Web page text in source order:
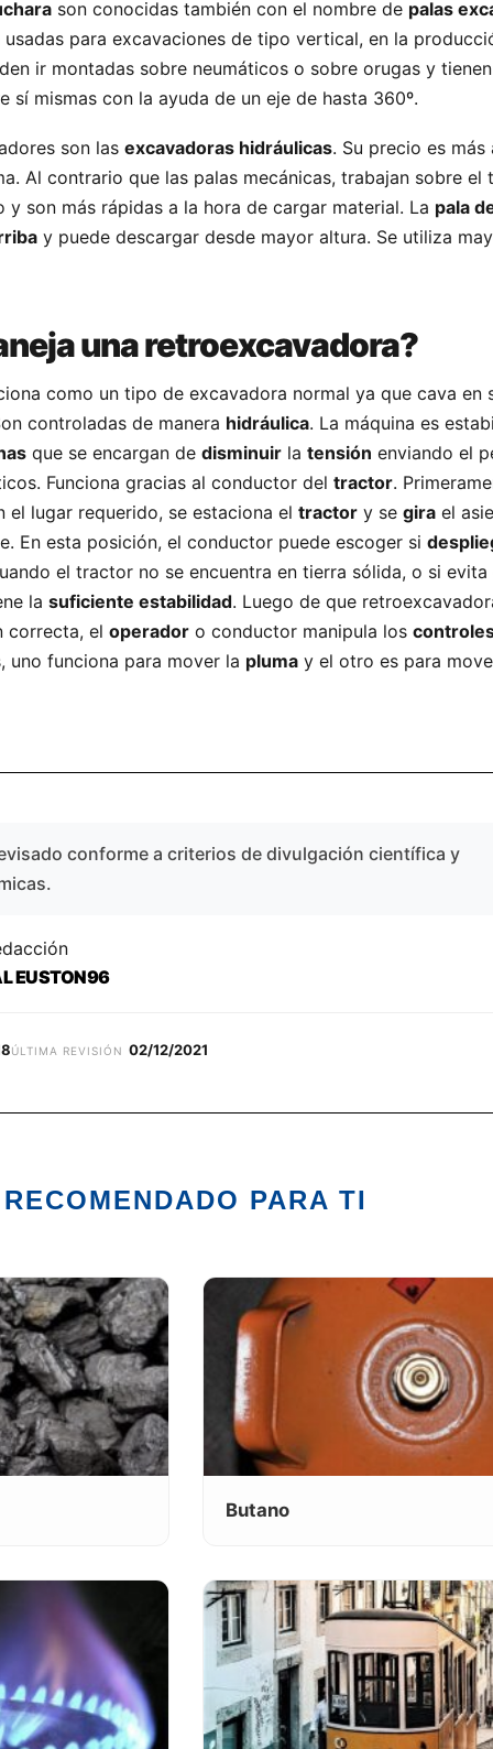
son conocidas también con el nombre de palas
usadas para excavaciones de tipo vertical, en la
ir montadas sobre neumáticos o sobre orugas y
sí mismas con la ayuda de un eje de hasta 360º.
son las excavadoras hidráulicas. Su precio es más
Al contrario que las palas mecánicas, trabajan sobre el
y son más rápidas a la hora de cargar material. La pala
y puede descargar desde mayor altura. Se utiliza
una retroexcavadora?
como un tipo de excavadora normal ya que cava en
controladas de manera hidráulica. La máquina es
que se encargan de disminuir la tensión enviando el
Funciona gracias al conductor del tractor.
el lugar requerido, se estaciona el tractor y se gira el
En esta posición, el conductor puede escoger si
el tractor no se encuentra en tierra sólida, o si evita
la suficiente estabilidad. Luego de que
correcta, el operador o conductor manipula los
uno funciona para mover la pluma y el otro es para
conforme a criterios de divulgación científica y
EUSTON96
ÚLTIMA REVISIÓN 02/12/2021
RECOMENDADO PARA TI
Butano